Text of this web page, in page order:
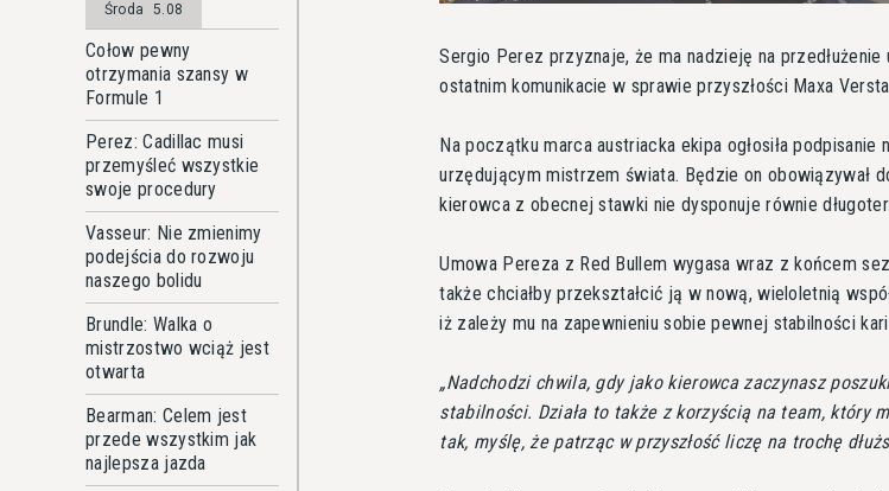
Środa 5.08
Cołow pewny
otrzymania szansy w
Formule 1
Perez: Cadillac musi
przemyśleć wszystkie
swoje procedury
Vasseur: Nie zmienimy
podejścia do rozwoju
naszego bolidu
Brundle: Walka o
mistrzostwo wciąż jest
otwarta
Bearman: Celem jest
przede wszystkim jak
najlepsza jazda
Sergio Perez przyznaje, że ma nadzieję na przedłużenie
ostatnim komunikacie w sprawie przyszłości Maxa
Na początku marca austriacka ekipa ogłosiła podpisanie
urzędującym mistrzem świata. Będzie on obowiązywał
kierowca z obecnej stawki nie dysponuje równie
Umowa Pereza z Red Bullem wygasa wraz z końcem
także chciałby przekształcić ją w nową, wieloletnią
iż zależy mu na zapewnieniu sobie pewnej stabilności
Nadchodzi chwila, gdy jako kierowca zaczynasz
stabilności. Działa to także z korzyścią na team, który
tak, myślę, że patrząc w przyszłość liczę na trochę